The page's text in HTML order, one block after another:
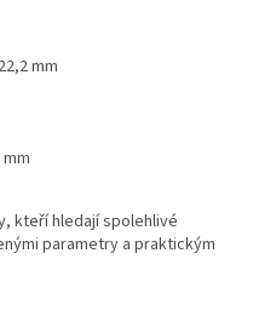
mm
kteří hledají spolehlivé
parametry a praktickým